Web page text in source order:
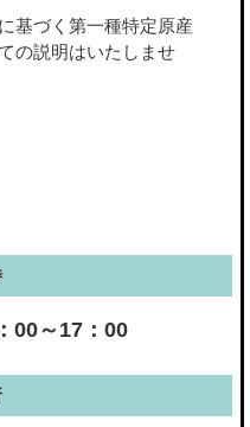
基づく第一種特定原産
の説明はいたしませ
00～17：00